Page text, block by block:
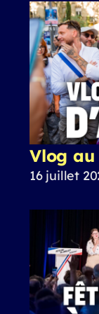
Vlog au
16 juillet